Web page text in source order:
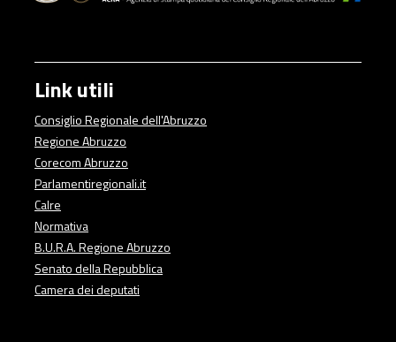
Link utili
Consiglio Regionale dell'Abruzzo
Regione Abruzzo
Corecom Abruzzo
Parlamentiregionali.it
Calre
Normativa
B.U.R.A. Regione Abruzzo
Senato della Repubblica
Camera dei deputati